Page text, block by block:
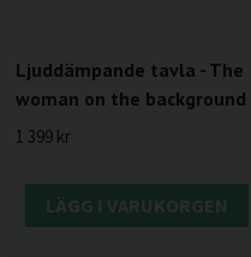
Ljuddämpande tavla - The
woman on the background
1 399 kr
LÄGG I VARUKORGEN